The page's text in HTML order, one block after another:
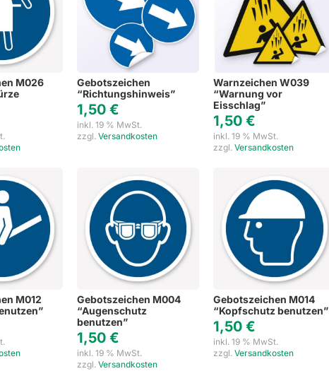
M026
Gebotszeichen
“Richtungshinweis”
1,50 €
inkl. 19 % MwSt.
zzgl. Versandkosten
Warnzeichen W039
“Warnung vor
Eisschlag”
1,50€
inkl. 19 % MwSt.
zzgl.Versandkosten
M012
Gebotszeichen M004
“Augenschutz
benutzen”
1,50 €
inkl. 19 % MwSt.
zzgl. Versandkosten
Gebotszeichen M014
“Kopfschutz benutzen”
1,50€
inkl. 19 % MwSt.
zzgl.Versandkosten